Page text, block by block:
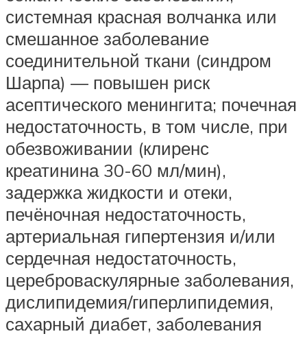
системная красная волчанка или
смешанное заболевание
соединительной ткани (синдром
Шарпа) — повышен риск
асептического менингита; почечная
недостаточность, в том числе, при
обезвоживании (клиренс
креатинина 30-60 мл/мин),
задержка жидкости и отеки,
печёночная недостаточность,
артериальная гипертензия и/или
сердечная недостаточность,
цереброваскулярные заболевания,
дислипидемия/гиперлипидемия,
сахарный диабет, заболевания